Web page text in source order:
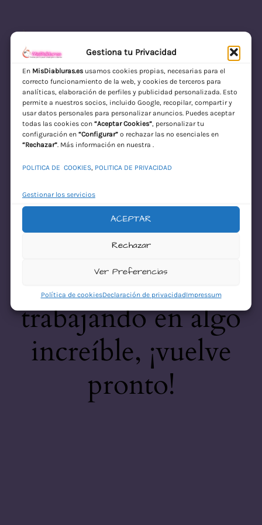
Gestiona tu Privacidad
En MisDiabluras.esusamos cookies propias, necesarias para el
correcto funcionamiento de la web, y cookies de terceros para
analíticas, elaboración de perfiles y publicidad personalizada. Esto
permite a nuestros socios, incluido Google, recopilar, compartir y
usar datos personales para personalizar anuncios. Puedes aceptar
todas las cookies con “Aceptar Cookies”, personalizar tu
configuración en “Configurar”o rechazar las no esenciales en
“Rechazar”. Más información en nuestra .
POLITICA DE COOKIES, POLITICA DE PRIVACIDAD
Gestionar los servicios
ACEPTAR
Rechazar
Ver Preferencias
Política de cookiesDeclaración de privacidadImpressum
MisDiabluras | Sexshop Online con Envío
Discreto en España
Acceder
¡Disculpa este
desastre! Estamos
trabajando en algo
increíble, ¡vuelve
pronto!